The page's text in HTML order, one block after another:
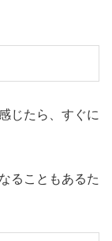
じたら、すぐに
ることもあるた